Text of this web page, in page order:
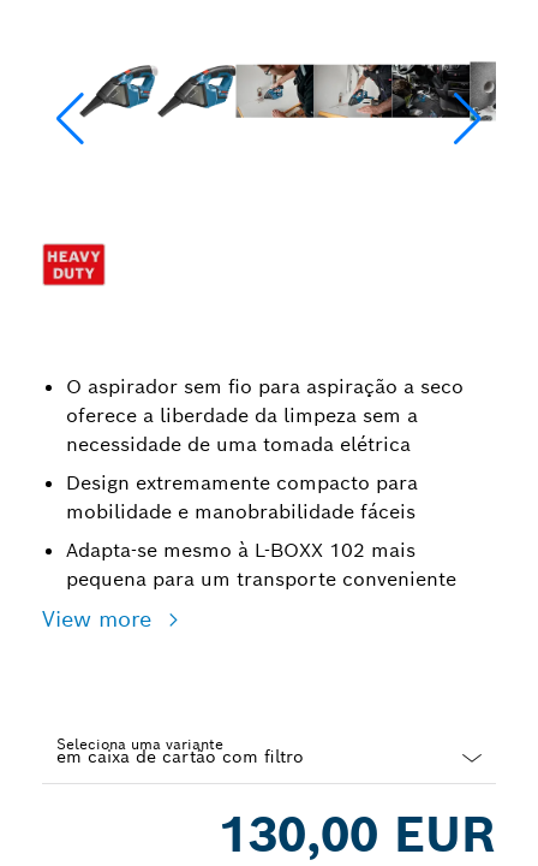
O aspirador sem fio para aspiração a seco
oferece a liberdade da limpeza sem a
necessidade de uma tomada elétrica
Design extremamente compacto para
mobilidade e manobrabilidade fáceis
Adapta-se mesmo à L-BOXX 102 mais
pequena para um transporte conveniente
View more
Seleciona uma variante
130,00 EUR